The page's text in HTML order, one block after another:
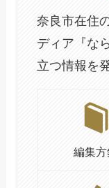
奈良市在住
ディア『な
立つ情報を
編集